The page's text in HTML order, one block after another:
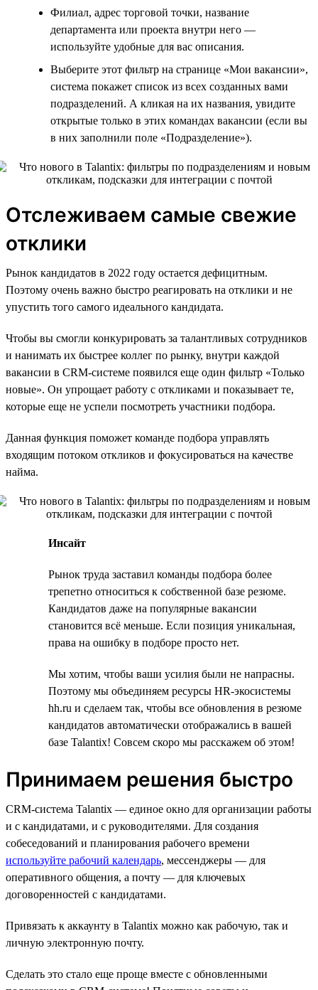
Филиал, адрес торговой точки, название
департамента или проекта внутри него —
используйте удобные для вас описания.
Выберите этот фильтр на странице «Мои вакансии»,
система покажет список из всех созданных вами
подразделений. А кликая на их названия, увидите
открытые только в этих командах вакансии (если вы
в них заполнили поле «Подразделение»).
Отслеживаем самые свежие
отклики
Рынок кандидатов в 2022 году остается дефицитным.
Поэтому очень важно быстро реагировать на отклики и не
упустить того самого идеального кандидата.
Чтобы вы смогли конкурировать за талантливых сотрудников
и нанимать их быстрее коллег по рынку, внутри каждой
вакансии в CRM-системе появился еще один фильтр «Только
новые». Он упрощает работу с откликами и показывает те,
которые еще не успели посмотреть участники подбора.
Данная функция поможет команде подбора управлять
входящим потоком откликов и фокусироваться на качестве
найма.
Инсайт
Рынок труда заставил команды подбора более
трепетно относиться к собственной базе резюме.
Кандидатов даже на популярные вакансии
становится всё меньше. Если позиция уникальная,
права на ошибку в подборе просто нет.
Мы хотим, чтобы ваши усилия были не напрасны.
Поэтому мы объединяем ресурсы HR-экосистемы
hh.ru и сделаем так, чтобы все обновления в резюме
кандидатов автоматически отображались в вашей
базе Talantix! Совсем скоро мы расскажем об этом!
Принимаем решения быстро
CRM-система Talantix — единое окно для организации работы
и с кандидатами, и с руководителями. Для создания
собеседований и планирования рабочего времени
используйте рабочий календарь, мессенджеры — для
оперативного общения, а почту — для ключевых
договоренностей с кандидатами.
Привязать к аккаунту в Talantix можно как рабочую, так и
личную электронную почту.
Сделать это стало еще проще вместе с обновленными